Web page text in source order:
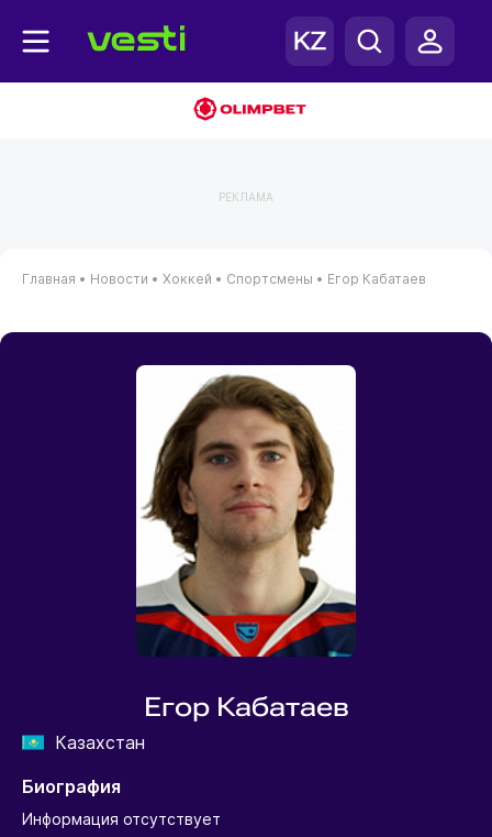
РЕКЛАМА
Главная • Новости • Хоккей • Спортсмены • Егор Кабатаев
Егор Кабатаев
Казахстан
Биография
Информация отсутствует